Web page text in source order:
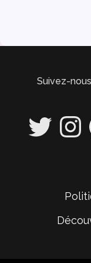
Suivez-
Twitter